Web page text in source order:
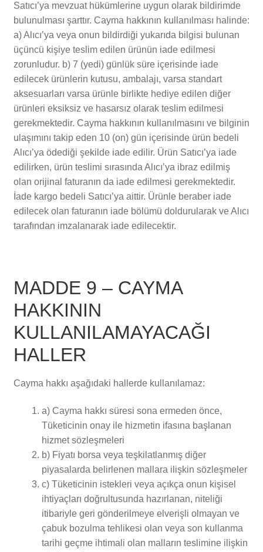
Satıcı’ya mevzuat hükümlerine uygun olarak bildirimde
bulunulması şarttır. Cayma hakkının kullanılması halinde:
a) Alıcı’ya veya onun bildirdiği yukarıda bilgisi bulunan
üçüncü kişiye teslim edilen ürünün iade edilmesi
zorunludur. b) 7 (yedi) günlük süre içerisinde iade
edilecek ürünlerin kutusu, ambalajı, varsa standart
aksesuarları varsa ürünle birlikte hediye edilen diğer
ürünleri eksiksiz ve hasarsız olarak teslim edilmesi
gerekmektedir. Cayma hakkının kullanılmasını ve bilginin
ulaşımını takip eden 10 (on) gün içerisinde ürün bedeli
Alıcı’ya ödediği şekilde iade edilir. Ürün Satıcı’ya iade
edilirken, ürün teslimi sırasında Alıcı’ya ibraz edilmiş
olan orijinal faturanın da iade edilmesi gerekmektedir.
İade kargo bedeli Satıcı’ya aittir. Ürünle beraber iade
edilecek olan faturanın iade bölümü doldurularak ve Alıcı
tarafından imzalanarak iade edilecektir.
MADDE 9 – CAYMA
HAKKININ
KULLANILAMAYACAĞI
HALLER
Cayma hakkı aşağıdaki hallerde kullanılamaz:
a) Cayma hakkı süresi sona ermeden önce,
Tüketicinin onay ile hizmetin ifasına başlanan
hizmet sözleşmeleri
b) Fiyatı borsa veya teşkilatlanmış diğer
piyasalarda belirlenen mallara ilişkin sözleşmeler
c) Tüketicinin istekleri veya açıkça onun kişisel
ihtiyaçları doğrultusunda hazırlanan, niteliği
itibariyle geri gönderilmeye elverişli olmayan ve
çabuk bozulma tehlikesi olan veya son kullanma
tarihi geçme ihtimali olan malların teslimine ilişkin